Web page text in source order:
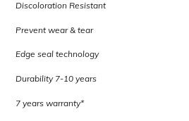
Discoloration Resistant
Prevent wear & tear
Edge seal technology
Durability 7-10 years
7 years warranty*